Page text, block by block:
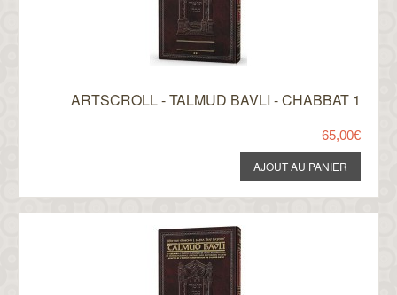
ARTSCROLL - TALMUD BAVLI - CHABBAT 1
65,00€